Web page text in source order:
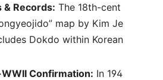
& Records: The 18th-cent
map by Kim Je
Dokdo within Korean
Confirmation: In 194